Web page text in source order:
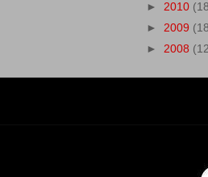
► 2010
► 2009
► 2008